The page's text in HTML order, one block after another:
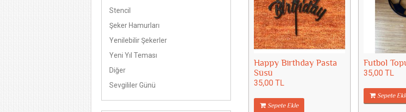
Stencil
Şeker Hamurları
Yenilebilir Şekerler
Yeni Yıl Teması
Diğer
Sevgililer Günü
Happy Birthday Pasta
Süsü
35,00 TL
Sepete Ekle
Futbol
35,00 TL
Sepete